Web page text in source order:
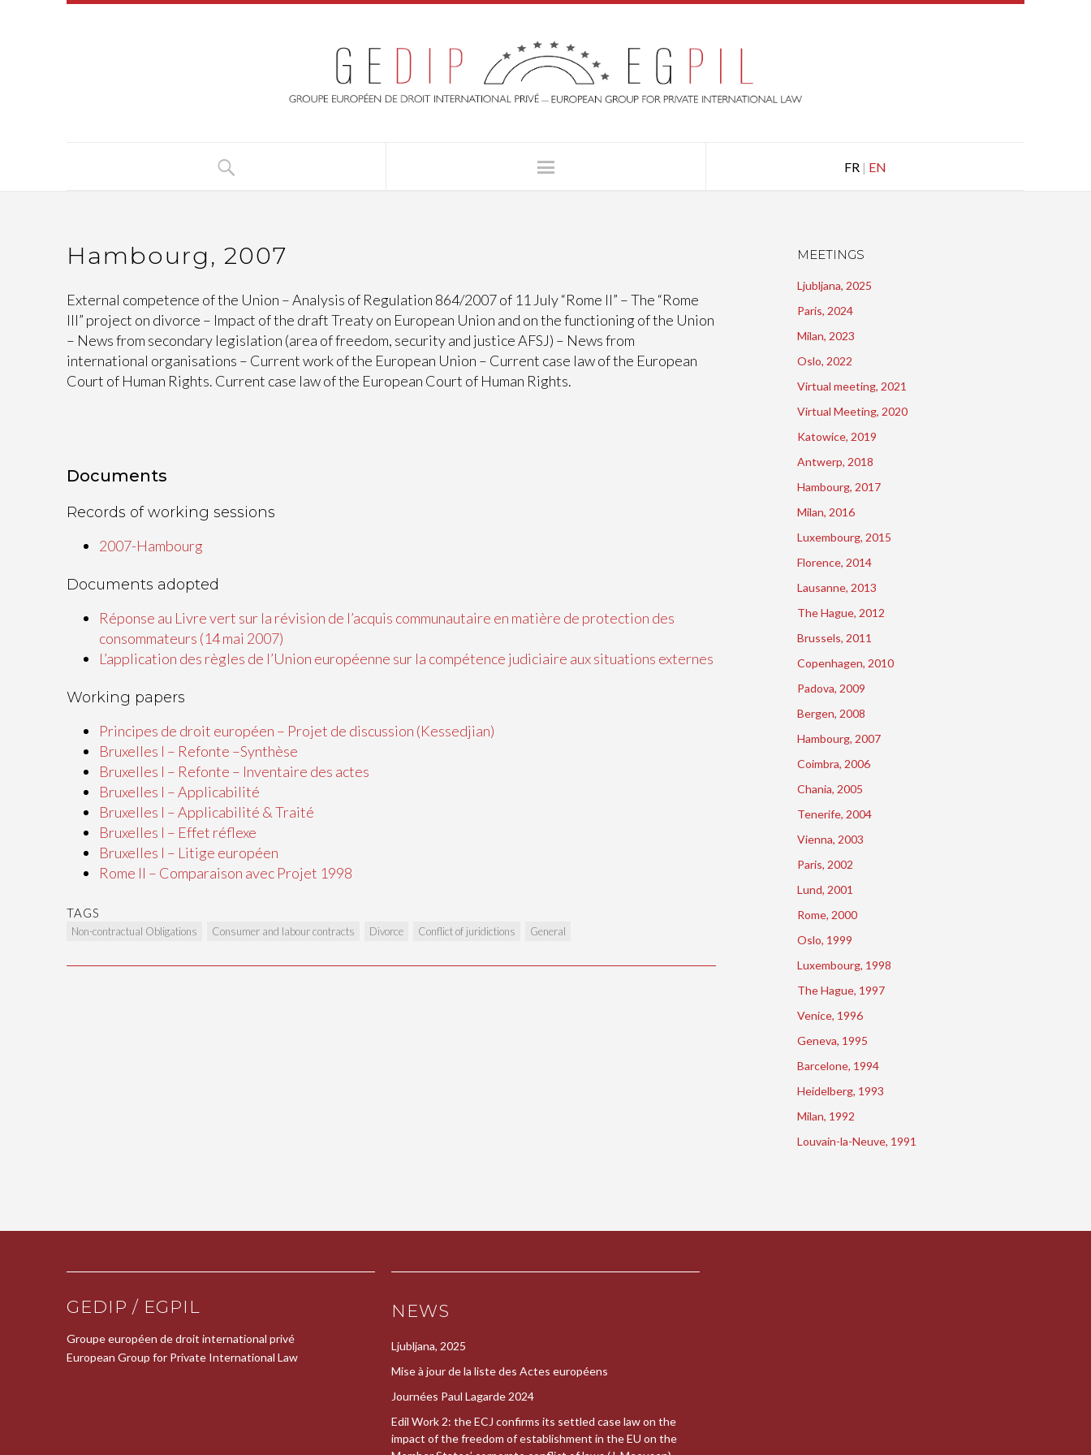
FR| EN
Hambourg, 2007
External competence of the Union – Analysis of Regulation 864/2007 of 11 July “Rome II” – The “Rome
III” project on divorce – Impact of the draft Treaty on European Union and on the functioning of the Union
– News from secondary legislation (area of freedom, security and justice AFSJ) – News from
international organisations – Current work of the European Union – Current case law of the European
Court of Human Rights. Current case law of the European Court of Human Rights.
Documents
Records of working sessions
2007-Hambourg
Documents adopted
Réponse au Livre vert sur la révision de l’acquis communautaire en matière de protection des
consommateurs (14 mai 2007)
L’application des règles de l’Union européenne sur la compétence judiciaire aux situations externes
Working papers
Principes de droit européen – Projet de discussion (Kessedjian)
Bruxelles I – Refonte –Synthèse
Bruxelles I – Refonte – Inventaire des actes
Bruxelles I – Applicabilité
Bruxelles I – Applicabilité & Traité
Bruxelles I – Effet réflexe
Bruxelles I – Litige européen
Rome II – Comparaison avec Projet 1998
TAGS
Non-contractual Obligations Consumer and labour contracts Divorce Conflict of juridictions General
MEETINGS
Ljubljana, 2025
Paris, 2024
Milan, 2023
Oslo, 2022
Virtual meeting, 2021
Virtual Meeting, 2020
Katowice, 2019
Antwerp, 2018
Hambourg, 2017
Milan, 2016
Luxembourg, 2015
Florence, 2014
Lausanne, 2013
The Hague, 2012
Brussels, 2011
Copenhagen, 2010
Padova, 2009
Bergen, 2008
Hambourg, 2007
Coimbra, 2006
Chania, 2005
Tenerife, 2004
Vienna, 2003
Paris, 2002
Lund, 2001
Rome, 2000
Oslo, 1999
Luxembourg, 1998
The Hague, 1997
Venice, 1996
Geneva, 1995
Barcelone, 1994
Heidelberg, 1993
Milan, 1992
Louvain-la-Neuve, 1991
GEDIP / EGPIL
Groupe européen de droit international privé
European Group for Private International Law
NEWS
Ljubljana, 2025
Mise à jour de la liste des Actes européens
Journées Paul Lagarde 2024
Edil Work 2: the ECJ confirms its settled case law on the
impact of the freedom of establishment in the EU on the